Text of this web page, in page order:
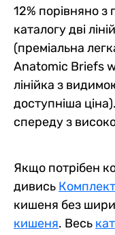
12% порівняно
каталогу дві
(преміальна
Anatomic Briefs
лінійка з
доступніша
спереду з
Якщо потрібен
дивись
кишеня без
кишеня. Весь